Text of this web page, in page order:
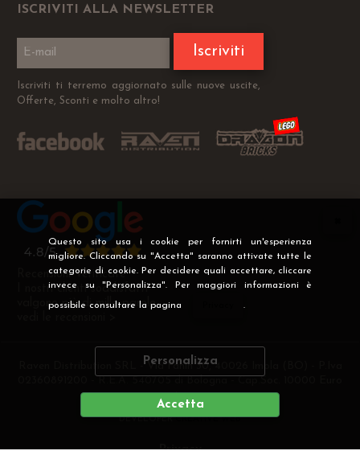
Questo sito usa i cookie per fornirti un'esperienza
migliore. Cliccando su "Accetta" saranno attivate tutte le
categorie di cookie. Per decidere quali accettare, cliccare
invece su "Personalizza". Per maggiori informazioni è
possibile consultare la pagina .
Personalizza
Accetta
ISCRIVITI ALLA NEWSLETTER
Iscriviti
Iscriviti ti terremo aggiornato sulle nuove uscite,
Offerte, Sconti e molto altro!
Recensioni Verificate
I nostri clienti soddisfatti
valgono più di mille parole
Raven Distribution SRL - Via Fanin 30, 40026 Imola (BO) - P.Iva
i.v
DEVELOPERCREATIVE WEB
Privacy